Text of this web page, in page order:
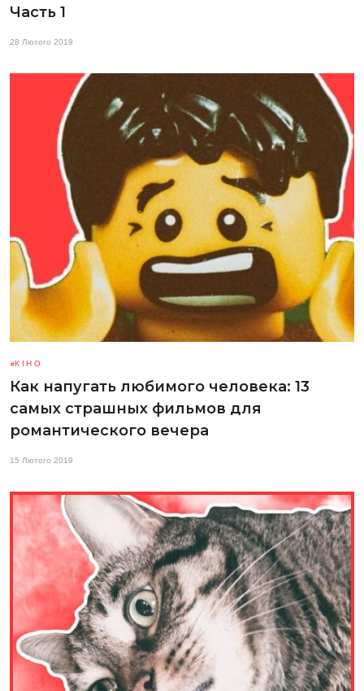
Часть 1
28 Лютого 2019
КІНО
Как напугать любимого человека: 13
самых страшных фильмов для
романтического вечера
15 Лютого 2019